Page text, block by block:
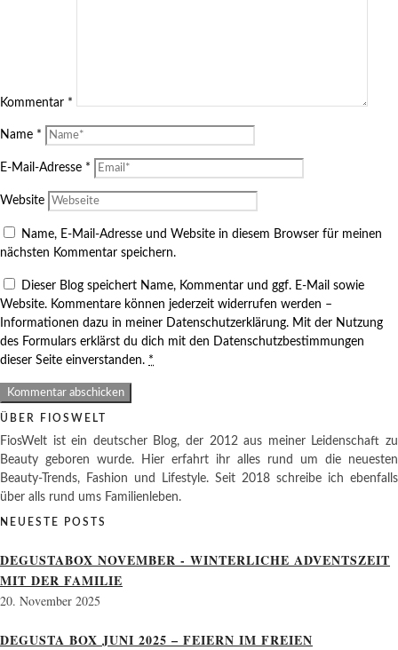
Kommentar *
Name *
E-Mail-Adresse *
Website
Name, E-Mail-Adresse und Website in diesem Browser für meinen
nächsten Kommentar speichern.
Dieser Blog speichert Name, Kommentar und ggf. E-Mail sowie
Website. Kommentare können jederzeit widerrufen werden –
Informationen dazu in meiner Datenschutzerklärung. Mit der Nutzung
des Formulars erklärst du dich mit den Datenschutzbestimmungen
dieser Seite einverstanden. *
ÜBER FIOSWELT
FiosWelt ist ein deutscher Blog, der 2012 aus meiner Leidenschaft zu
Beauty geboren wurde. Hier erfahrt ihr alles rund um die neuesten
Beauty-Trends, Fashion und Lifestyle. Seit 2018 schreibe ich ebenfalls
über alls rund ums Familienleben.
NEUESTE POSTS
DEGUSTABOX NOVEMBER - WINTERLICHE ADVENTSZEIT
MIT DER FAMILIE
20. November 2025
DEGUSTA BOX JUNI 2025 – FEIERN IM FREIEN